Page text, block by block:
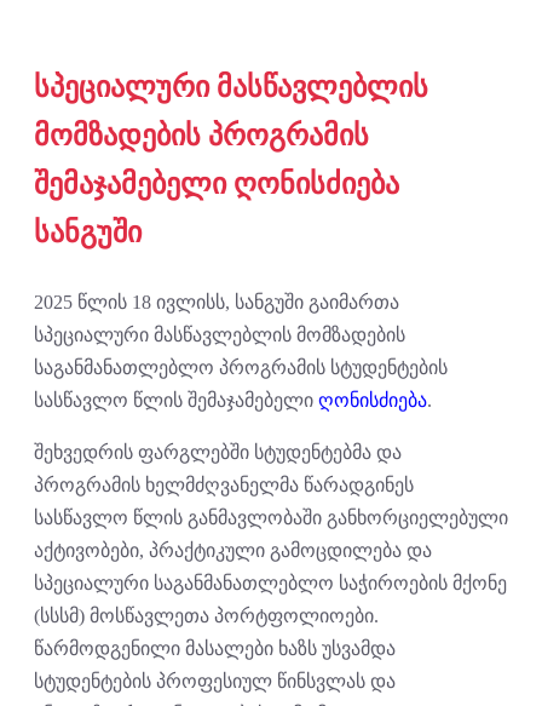
სპეციალური მასწავლებლის
მომზადების პროგრამის
შემაჯამებელი ღონისძიება
სანგუში
2025 წლის 18 ივლისს, სანგუში გაიმართა
სპეციალური მასწავლებლის მომზადების
საგანმანათლებლო პროგრამის სტუდენტების
სასწავლო წლის შემაჯამებელი ღონისძიება.
შეხვედრის ფარგლებში სტუდენტებმა და
პროგრამის ხელმძღვანელმა წარადგინეს
სასწავლო წლის განმავლობაში განხორციელებული
აქტივობები, პრაქტიკული გამოცდილება და
სპეციალური საგანმანათლებლო საჭიროების მქონე
(სსსმ) მოსწავლეთა პორტფოლიოები.
წარმოდგენილი მასალები ხაზს უსვამდა
სტუდენტების პროფესიულ წინსვლას და